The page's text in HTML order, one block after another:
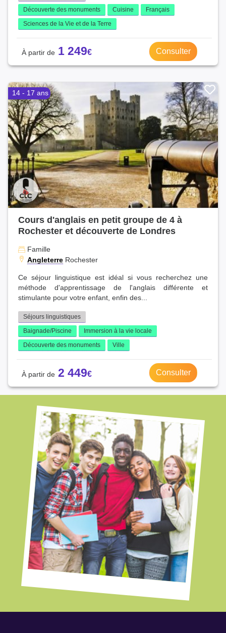
Découverte des monuments Cuisine
Français
Sciences de la Vie et de la Terre
1 249 Consulter
14 - 17 ans
Cours d'anglais en petit groupe de 4 à
Rochester et découverte de Londres
Famille
Angleterre Rochester
Ce séjour linguistique est idéal si vous recherchez une
méthode d'apprentissage de l'anglais différente et
stimulante pour votre enfant, enfin des...
Séjours linguistiques
Baignade/Piscine
Immersion à la vie locale
Découverte des monuments
Ville
2 449 Consulter